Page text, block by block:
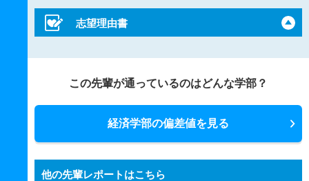
志望理由書
この先輩が通っているのはどんな学部？
経済学部の偏差値を見る
他の先輩レポートはこちら